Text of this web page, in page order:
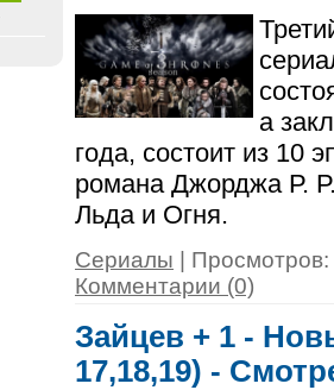
а
года, состоит из 10
романа Джорджа Р.
Льда и Огня.
Сериалы |
Комментарии (0)
Зайцев + 1 -
17,18,19) -